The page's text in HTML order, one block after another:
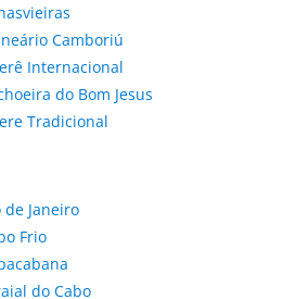
Camboriú
Internacional
do Bom Jesus
Tradicional
Janeiro
Frio
do Cabo